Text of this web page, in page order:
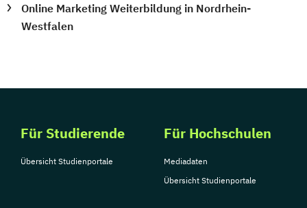
Online Marketing Weiterbildung in Nordrhein-
Westfalen
Für Studierende
Übersicht Studienportale
Für Hochschulen
Mediadaten
Übersicht Studienportale